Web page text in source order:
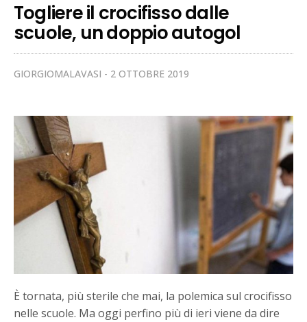
Togliere il crocifisso dalle
scuole, un doppio autogol
GIORGIOMALAVASI 2 OTTOBRE 2019
È tornata, più sterile che mai, la polemica sul crocifisso
nelle scuole. Ma oggi perfino più di ieri viene da dire